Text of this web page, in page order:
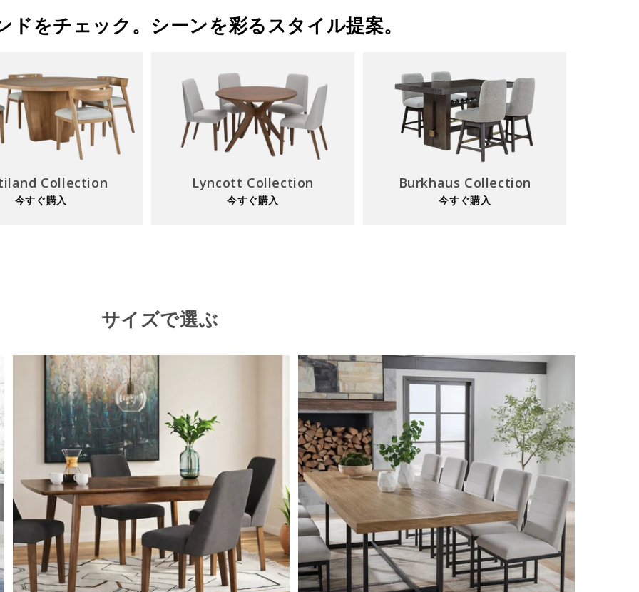
ドをチェック。シーンを彩るスタイル提案。
Collection
今すぐ購入
Lyncott Collection
今すぐ購入
Burkhaus Collection
今すぐ購入
サイズで選ぶ